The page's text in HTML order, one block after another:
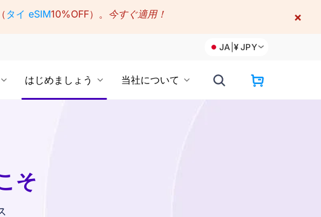
（ タイ eSIM10%OFF）。 今すぐ適用！ ×
JA |¥JPY
はじめましょう 当社について
そ